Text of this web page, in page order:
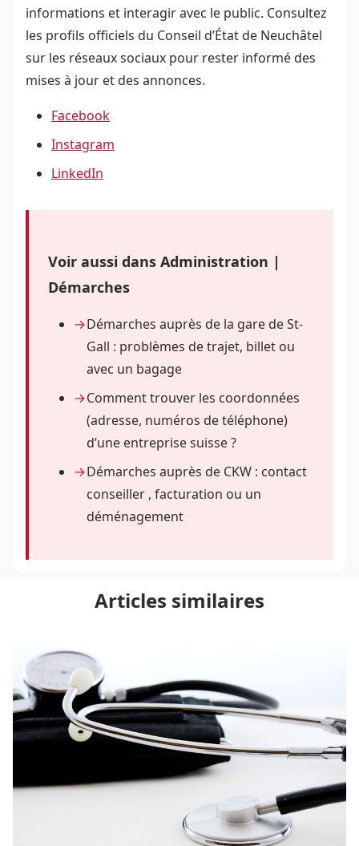
informations et interagir avec le public. Consultez
les profils officiels du Conseil d’État de Neuchâtel
sur les réseaux sociaux pour rester informé des
mises à jour et des annonces.
Facebook
Instagram
LinkedIn
Voir aussi dans Administration |
Démarches
Démarches auprès de la gare de St-
Gall : problèmes de trajet, billet ou
avec un bagage
Comment trouver les coordonnées
(adresse, numéros de téléphone)
d’une entreprise suisse ?
Démarches auprès de CKW : contact
conseiller , facturation ou un
déménagement
Articles similaires